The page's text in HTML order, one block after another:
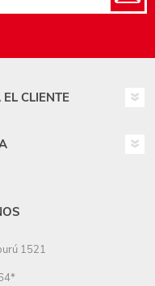
CLIENTE
1521